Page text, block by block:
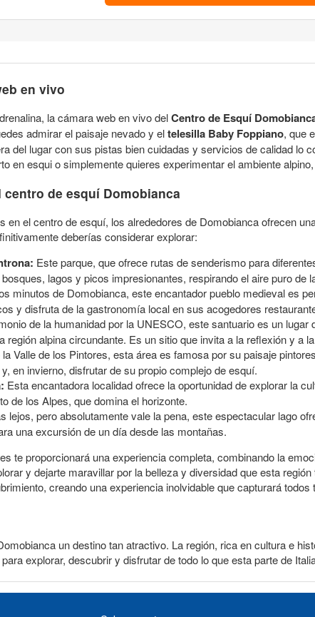
en vivo
la cámara web en vivo delCentro de Esquí
admirar el paisaje nevado y eltelesilla Baby Foppiano, que
del lugar con sus pistas bien cuidadas y servicios de calidad lo
en esqui o simplemente quieres experimentar el ambiente
de esquí Domobianca
en el centro de esquí, los alrededores de Domobianca ofrecen
deberías considerar explorar:
Este parque, que ofrece rutas de senderismo para
lagos y picos impresionantes, respirando el aire puro de
minutos de Domobianca, este encantador pueblo medieval es
y disfruta de la gastronomía local en sus acogedores
de la humanidad por la UNESCO, este santuario es un
región alpina circundante. Es un sitio que invita a la reflexión y a
Valle de los Pintores, esta área es famosa por su paisaje
en invierno, disfrutar de su propio complejo de esquí.
Esta encantadora localidad ofrece la oportunidad de explorar la
de los Alpes, que domina el horizonte.
lejos, pero absolutamente vale la pena, este espectacular lago
una excursión de un día desde las montañas.
te proporcionará una experiencia completa, combinando la
y dejarte maravillar por la belleza y diversidad que esta
creando una experiencia inolvidable que capturará todos
un destino tan atractivo. La región, rica en cultura e
explorar, descubrir y disfrutar de todo lo que esta parte de